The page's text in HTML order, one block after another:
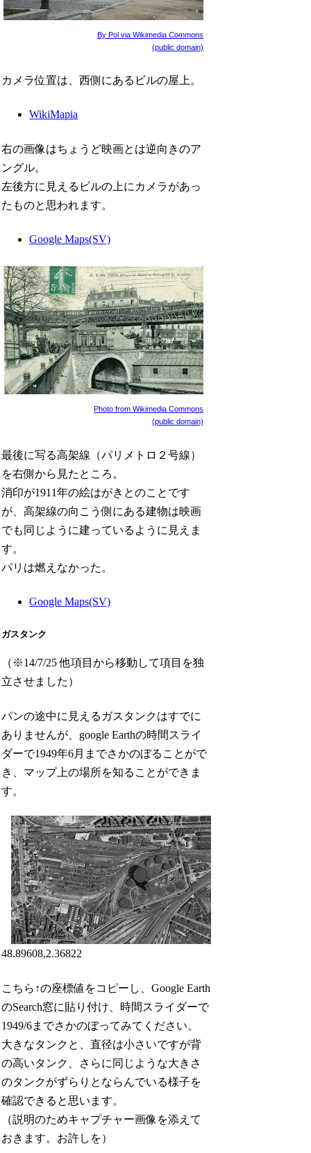
By Pol via Wikimedia Commons
(public domain)
カメラ位置は、西側にあるビルの屋上。
WikiMapia
右の画像はちょうど映画とは逆向きのア
ングル。
左後方に見えるビルの上にカメラがあっ
たものと思われます。
Google Maps(SV)
Photo from Wikimedia Commons
(public domain)
最後に写る高架線（パリメトロ２号線）
を右側から見たところ。
消印が1911年の絵はがきとのことです
が、高架線の向こう側にある建物は映画
でも同じように建っているように見えま
す。
パリは燃えなかった。
Google Maps(SV)
ガスタンク
（※14/7/25 他項目から移動して項目を独
立させました）
パンの途中に見えるガスタンクはすでに
ありませんが、google Earthの時間スライ
ダーで1949年6月までさかのぼることがで
き、マップ上の場所を知ることができま
す。
48.89608,2.36822
こちら↑の座標値をコピーし、Google Earth
のSearch窓に貼り付け、時間スライダーで
1949/6までさかのぼってみてください。
大きなタンクと、直径は小さいですが背
の高いタンク、さらに同じような大きさ
のタンクがずらりとならんでいる様子を
確認できると思います。
（説明のためキャプチャー画像を添えて
おきます。お許しを）